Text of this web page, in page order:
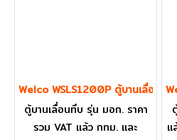
Welco WSLS1200P ตู้บานเลื่อนทึบ
ตู้บานเลื่อนทึบ รุ่น มอก. ราคา
รวม VAT แล้ว กทม. และ
แ